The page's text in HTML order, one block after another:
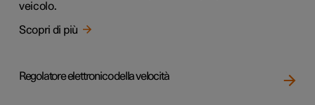
veicolo.
Scopri di più
Regolatore elettronico della velocità